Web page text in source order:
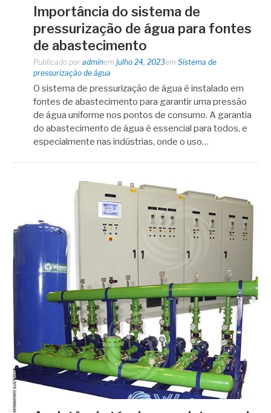
Importância do sistema de
pressurização de água para fontes
de abastecimento
Publicado por adminem julho 24, 2023em Sistema de
pressurização de água
O sistema de pressurização de água é instalado em
fontes de abastecimento para garantir uma pressão
de água uniforme nos pontos de consumo. A garantia
do abastecimento de água é essencial para todos, e
especialmente nas indústrias, onde o uso…